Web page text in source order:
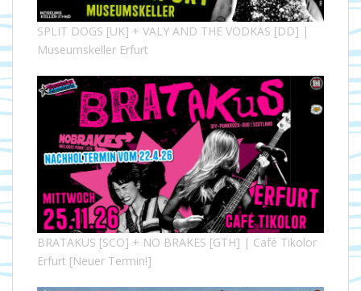
SPLIT DOGS [UK] + VALY AND THE VODKAS [DD] |
Museumskeller Erfurt
BRATAKUS [SCO] + NO BRAKES [GTH] | Café Tikolor
Erfurt [Neuer Termin!]